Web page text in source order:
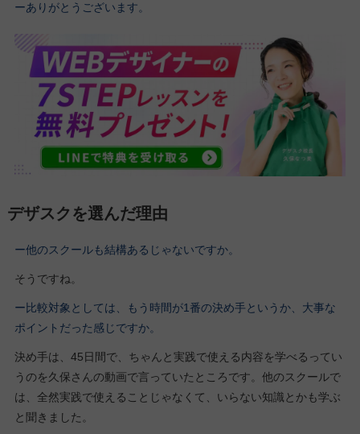
ーありがとうございます。
デザスクを選んだ理由
ー他のスクールも結構あるじゃないですか。
そうですね。
ー比較対象としては、もう時間が1番の決め手というか、大事な
ポイントだった感じですか。
決め手は、45日間で、ちゃんと実践で使える内容を学べるってい
うのを久保さんの動画で言っていたところです。他のスクールで
は、全然実践で使えることじゃなくて、いらない知識とかも学ぶ
と聞きました。